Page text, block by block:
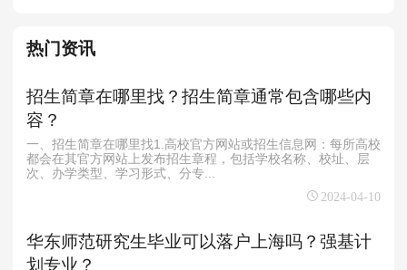
热门资讯
招生简章在哪里找？招生简章通常包含哪些内
容？
一、招生简章在哪里找1.高校官方网站或招生信息网：每所高校
都会在其官方网站上发布招生章程，包括学校名称、校址、层
次、办学类型、学习形式、分专...
2024-04-10
华东师范研究生毕业可以落户上海吗？强基计
划专业？